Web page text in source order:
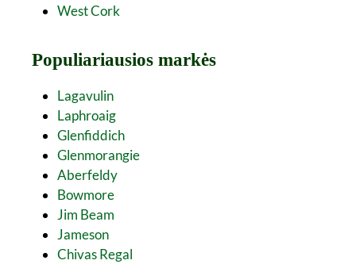
West Cork
Populiariausios markės
Lagavulin
Laphroaig
Glenfiddich
Glenmorangie
Aberfeldy
Bowmore
Jim Beam
Jameson
Chivas Regal